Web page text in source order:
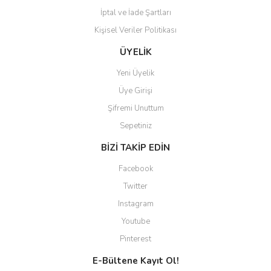
Gönder
İptal ve İade Şartları
Kişisel Veriler Politikası
ÜYELİK
Yeni Üyelik
Üye Girişi
Şifremi Unuttum
Sepetiniz
BİZİ TAKİP EDİN
Facebook
Twitter
Instagram
Youtube
Pinterest
E-Bültene Kayıt Ol!